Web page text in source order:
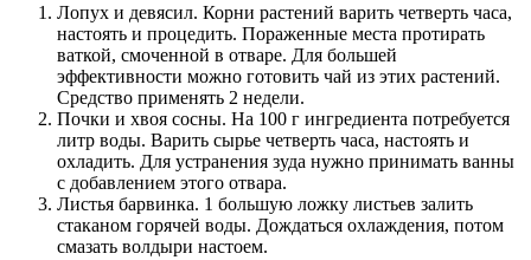
Лопух и девясил. Корни растений варить четверть часа,
настоять и процедить. Пораженные места протирать
ваткой, смоченной в отваре. Для большей
эффективности можно готовить чай из этих растений.
Средство применять 2 недели.
Почки и хвоя сосны. На 100 г ингредиента потребуется
литр воды. Варить сырье четверть часа, настоять и
охладить. Для устранения зуда нужно принимать ванны
с добавлением этого отвара.
Листья барвинка. 1 большую ложку листьев залить
стаканом горячей воды. Дождаться охлаждения, потом
смазать волдыри настоем.